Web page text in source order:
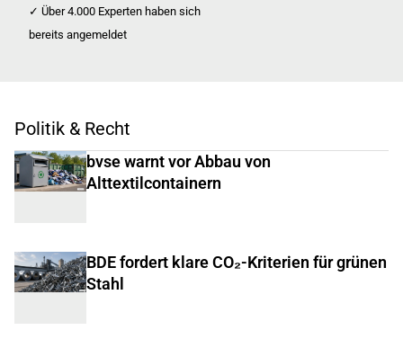
✓ Über 4.000 Experten haben sich
bereits angemeldet
Politik & Recht
bvse warnt vor Abbau von
Alttextilcontainern
BDE fordert klare CO₂-Kriterien für grünen
Stahl